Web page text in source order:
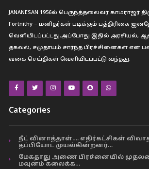
JANANESAN 1956ல் பெருந்த்தலைவர் காமராஜர்
Fortnithy – மனிதர்கள் படிக்கும் பத்திரிகை
வெளியிடப்பட்டது.அப்போது இதில் அரசியல்,
தகவல், சமுதாயம் சார்ந்த பிரச்சினைகள் என பல
வகை செய்திகள் வெளியிடப்பட்டு வந்தது.
Categories
நீட் வினாத்தாள்…. எதிர்கட்சிகள்
தப்பியோட முயல்கின்றனர்…
மேகதாது அணை பிரச்னையில்
மவுனம் கலைக்க…